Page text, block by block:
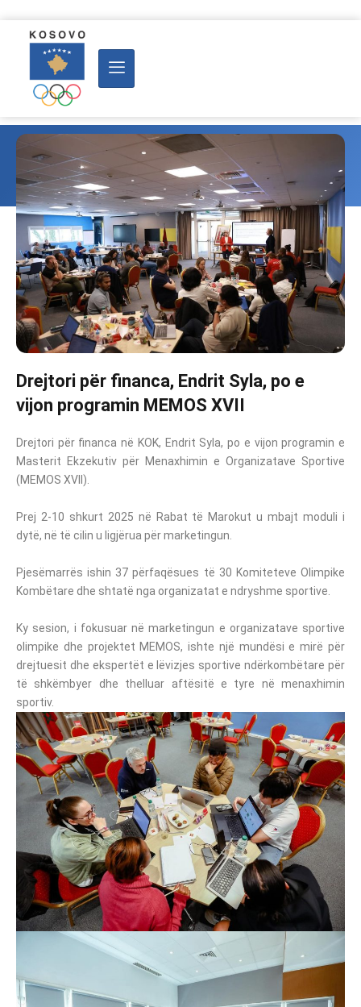
Drejtori për financa, Endrit Syla, po e
vijon programin MEMOS XVII
Drejtori për financa në KOK, Endrit Syla, po e vijon programin e
Masterit Ekzekutiv për Menaxhimin e Organizatave Sportive
(MEMOS XVII).
Prej 2-10 shkurt 2025 në Rabat të Marokut u mbajt moduli i
dytë, në të cilin u ligjërua për marketingun.
Pjesëmarrës ishin 37 përfaqësues të 30 Komiteteve Olimpike
Kombëtare dhe shtatë nga organizatat e ndryshme sportive.
Ky sesion, i fokusuar në marketingun e organizatave sportive
olimpike dhe projektet MEMOS, ishte një mundësi e mirë për
drejtuesit dhe ekspertët e lëvizjes sportive ndërkombëtare për
të shkëmbyer dhe thelluar aftësitë e tyre në menaxhimin
sportiv.